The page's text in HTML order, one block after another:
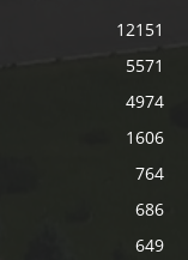
12151
5571
4974
1606
764
686
649